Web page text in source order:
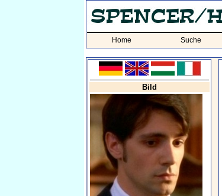
Home Suche
Bild